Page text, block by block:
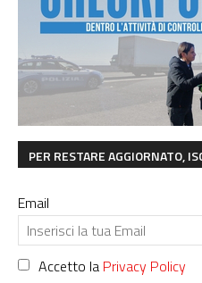
PER RESTARE AGGIORNATO,
Email
Accetto la Privacy Policy